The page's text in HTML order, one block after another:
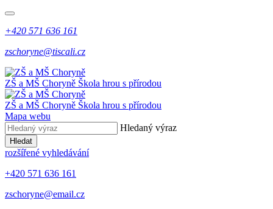
+420 571 636 161
zschoryne@tiscali.cz
ZŠ a MŠ Choryně Škola hrou s přírodou
ZŠ a MŠ Choryně Škola hrou s přírodou
Mapa webu
Hledaný výraz
Hledat
rozšířené vyhledávání
+420 571 636 161
zschoryne@email.cz